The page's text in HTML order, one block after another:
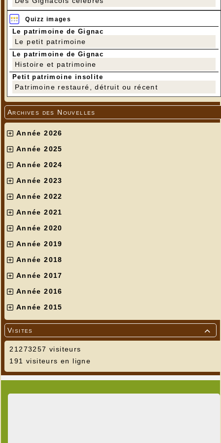
Quizz images
Le patrimoine de Gignac
Le petit patrimoine
Le patrimoine de Gignac
Histoire et patrimoine
Petit patrimoine insolite
Patrimoine restauré, détruit ou récent
Archives des Nouvelles
Année 2026
Année 2025
Année 2024
Année 2023
Année 2022
Année 2021
Année 2020
Année 2019
Année 2018
Année 2017
Année 2016
Année 2015

Visites
21273257 visiteurs
191 visiteurs en ligne